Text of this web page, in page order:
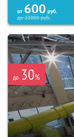
от 600 руб.
до22000руб.
до 30%